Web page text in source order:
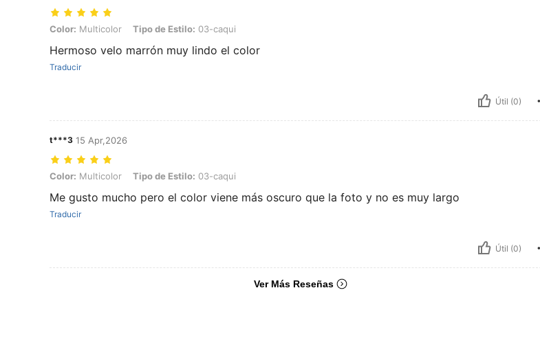
Color: Multicolor, Tipo de Estilo: 03-caqui
Color: Multicolor Tipo de Estilo: 03-caqui
Hermoso velo marrón muy lindo el color
Traducir
Útil (0)
t***3 15 Apr,2026
Color: Multicolor, Tipo de Estilo: 03-caqui
Color: Multicolor Tipo de Estilo: 03-caqui
Me gusto mucho pero el color viene más oscuro que la foto y no es muy largo
Traducir
Útil (0)
Ver Más Reseñas